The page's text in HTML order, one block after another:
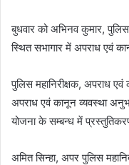
बुधवार को अभिनव कुमार,
स्थित सभागार में अपराध एवं
पुलिस महानिरीक्षक, अपराध एवं
अपराध एवं कानून व्यवस्था
योजना के सम्बन्ध में
अमित सिन्हा, अपर पुलिस